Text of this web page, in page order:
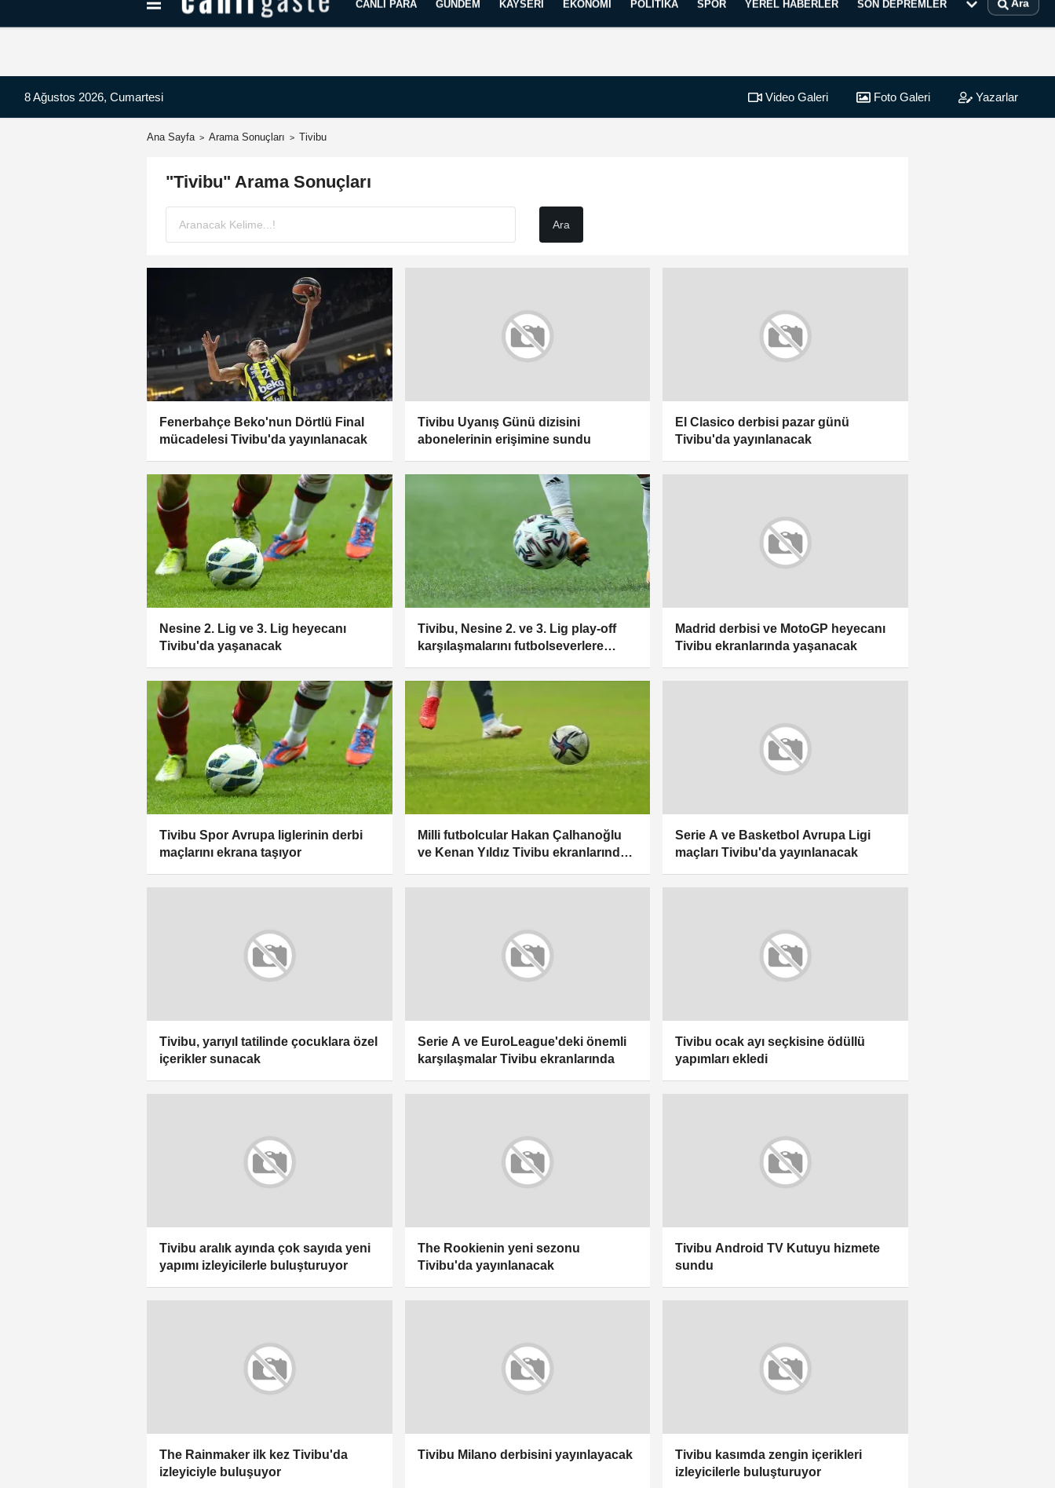
Kayseri Haberleri Can Radyo Dinle
CANLI PARA GÜNDEM KAYSERI EKONOMI POLITIKA SPOR YEREL HABERLER SON DEPREMLER Ara
8 Ağustos 2026, Cumartesi Video Galeri Foto Galeri Yazarlar
Ana Sayfa Arama Sonuçları Tivibu
"Tivibu" Arama Sonuçları
Fenerbahçe Beko'nun Dörtlü Final
mücadelesi Tivibu'da yayınlanacak
Tivibu Uyanış Günü dizisini
abonelerinin erişimine sundu
El Clasico derbisi pazar günü
Tivibu'da yayınlanacak
Nesine 2. Lig ve 3. Lig heyecanı
Tivibu'da yaşanacak
Tivibu, Nesine 2. ve 3. Lig play-off
karşılaşmalarını futbolseverlere
Madrid derbisi ve MotoGP heyecanı
Tivibu ekranlarında yaşanacak
Tivibu Spor Avrupa liglerinin derbi
maçlarını ekrana taşıyor
Milli futbolcular Hakan Çalhanoğlu
ve Kenan Yıldız Tivibu ekranlarında
Serie A ve Basketbol Avrupa Ligi
maçları Tivibu'da yayınlanacak
Tivibu, yarıyıl tatilinde çocuklara özel
içerikler sunacak
Serie A ve EuroLeague'deki önemli
karşılaşmalar Tivibu ekranlarında
Tivibu ocak ayı seçkisine ödüllü
yapımları ekledi
Tivibu aralık ayında çok sayıda yeni
yapımı izleyicilerle buluşturuyor
The Rookienin yeni sezonu
Tivibu'da yayınlanacak
Tivibu Android TV Kutuyu hizmete
sundu
The Rainmaker ilk kez Tivibu'da
izleyiciyle buluşuyor
Tivibu Milano derbisini yayınlayacak
Tivibu kasımda zengin içerikleri
izleyicilerle buluşturuyor